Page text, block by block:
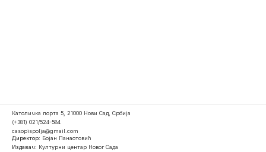
Католичка порта 5, 21000 Нови Сад, Србија
(+381) 021/524-584
casopispolja@gmail.com
Директор: Бојан Панаотовић
Издавач: Културни центар Новог Сада